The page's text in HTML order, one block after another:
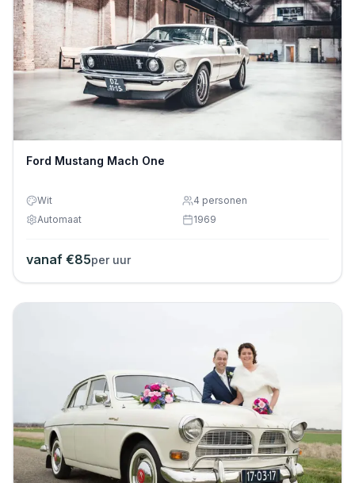
Ford Mustang Mach One
Wit 4 personen
Automaat
1969
vanaf €85per uur